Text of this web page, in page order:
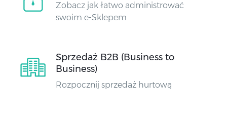
Zobacz jak łatwo administrować
swoim e-Sklepem
Sprzedaż B2B (Business to
Business)
Rozpocznij sprzedaż hurtową